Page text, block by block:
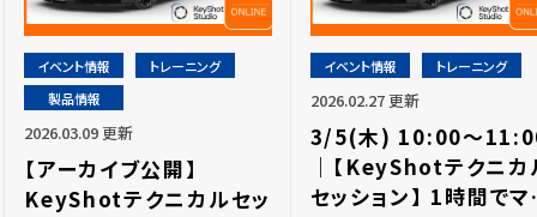
イベント情報
トレーニング
製品情報
2026.03.09 更新
【アーカイブ公開】
KeyShotテクニカルセッ
イベント情報 トレーニング
2026.02.27 更新
3/5(木) 10:00～
｜【KeyShotテクニカ
セッション】 1時間で